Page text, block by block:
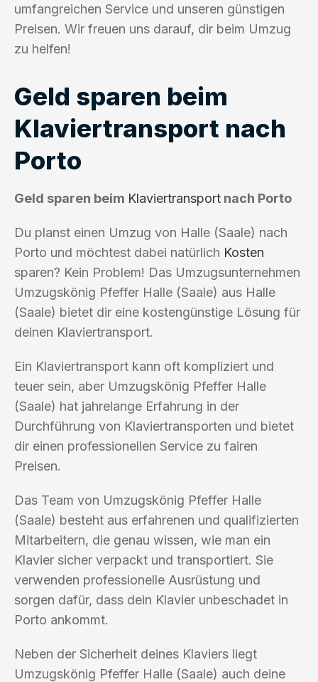
umfangreichen Service und unseren günstigen
Preisen. Wir freuen uns darauf, dir beim Umzug
zu helfen!
Geld sparen beim
Klaviertransport nach
Porto
Geld sparen beim Klaviertransport nach Porto
Du planst einen Umzug von Halle (Saale) nach
Porto und möchtest dabei natürlich Kosten
sparen? Kein Problem! Das Umzugsunternehmen
Umzugskönig Pfeffer Halle (Saale) aus Halle
(Saale) bietet dir eine kostengünstige Lösung für
deinen Klaviertransport.
Ein Klaviertransport kann oft kompliziert und
teuer sein, aber Umzugskönig Pfeffer Halle
(Saale) hat jahrelange Erfahrung in der
Durchführung von Klaviertransporten und bietet
dir einen professionellen Service zu fairen
Preisen.
Das Team von Umzugskönig Pfeffer Halle
(Saale) besteht aus erfahrenen und qualifizierten
Mitarbeitern, die genau wissen, wie man ein
Klavier sicher verpackt und transportiert. Sie
verwenden professionelle Ausrüstung und
sorgen dafür, dass dein Klavier unbeschadet in
Porto ankommt.
Neben der Sicherheit deines Klaviers liegt
Umzugskönig Pfeffer Halle (Saale) auch deine